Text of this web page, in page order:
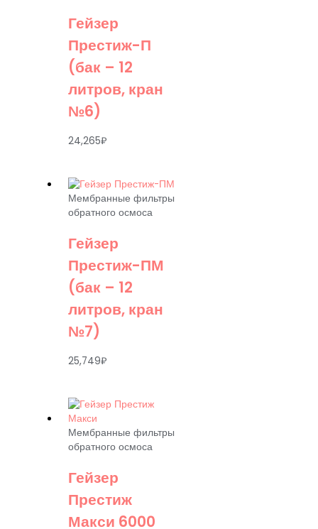
Гейзер
Престиж-П
(бак – 12
литров, кран
№6)
24,265₽
Мембранные фильтры
обратного осмоса
Гейзер
Престиж-ПМ
(бак – 12
литров, кран
№7)
25,749₽
Мембранные фильтры
обратного осмоса
Гейзер
Престиж
Макси 6000